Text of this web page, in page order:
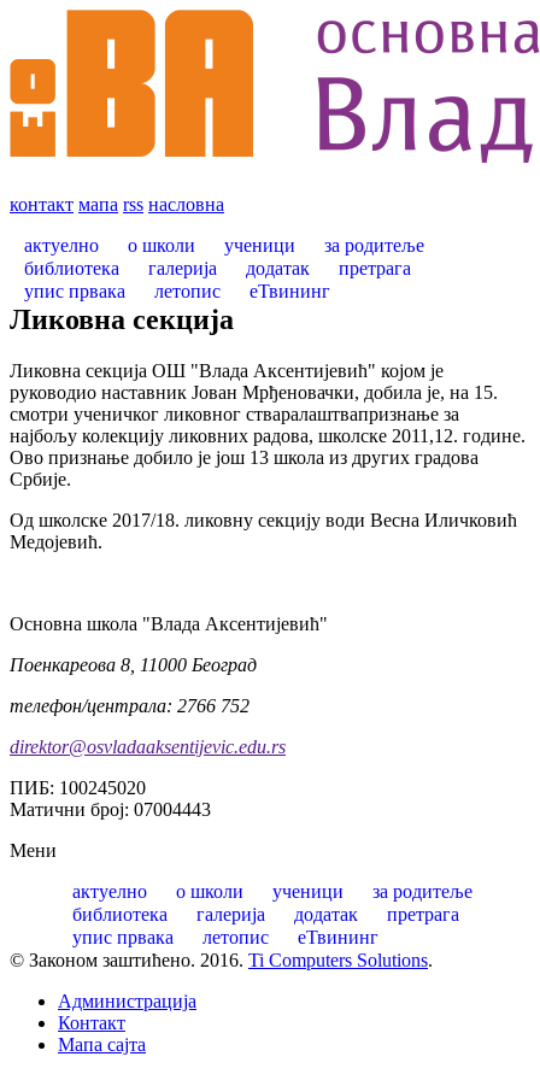
контакт мапа rss насловна
актуелно
о школи ученици
за родитеље
библиотека
галерија додатак
претрага
упис првака
летопис еТвининг
Ликовна секција
Ликовна секција ОШ "Влада Аксентијевић" којом је
руководио наставник Јован Мрђеновачки, добила је, на 15.
смотри ученичког ликовног стваралаштвапризнање за
најбољу колекцију ликовних радова, школске 2011,12. године.
Ово признање добило је још 13 школа из других градова
Србије.
Од школске 2017/18. ликовну секцију води Весна Иличковић
Медојевић.
Oсновна школа "Влада Аксентијевић"
Поенкареова 8, 11000 Београд
телефон/централа: 2766 752
direktor@osvladaaksentijevic.edu.rs
ПИБ: 100245020
Матични број: 07004443
Мени
актуелно
о школи ученици
за родитеље
библиотека
галерија додатак
претрага
упис првака
летопис
еТвининг
© Законом заштићено. 2016. Ti Computers Solutions.
Администрација
Контакт
Mапа сајта